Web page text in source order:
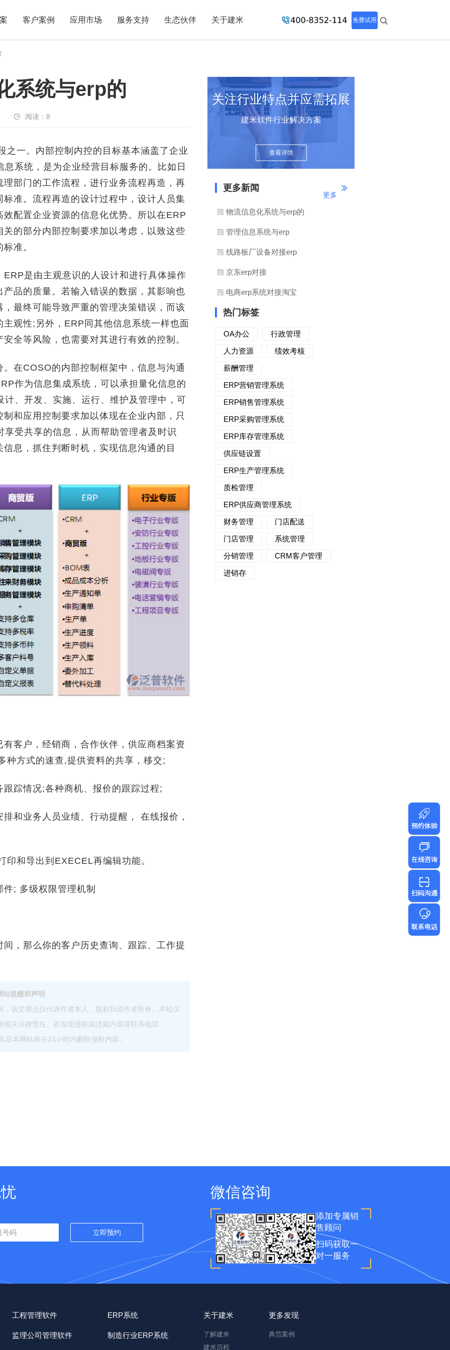
客户案例 应用市场 服务支持 生态伙伴 关于建米 免费试用
系统与erp的
阅读： 8
。内部控制内控的目标基本涵盖了企业
系统，是为企业经营目标服务的。比如日
部门的工作流程，进行业务流程再造，再
准。流程再造的设计过程中，设计人员集
配置企业资源的信息化优势。所以在ERP
的部分内部控制要求加以考虑，以致这些
准。
是由主观意识的人设计和进行具体操作
品的质量。若输入错误的数据，其影响也
最终可能导致严重的管理决策错误，而该
观性;另外，ERP同其他信息系统一样也面
全等风险，也需要对其进行有效的控制。
COSO的内部控制框架中，信息与沟通
作为信息集成系统，可以承担量化信息的
、开发、实施、运行、维护及管理中，可
和应用控制要求加以体现在企业内部，只
受共享的信息，从而帮助管理者及时识
息，抓住判断时机，实现信息沟通的目
户，经销商，合作伙伴，供应商档案资
种方式的速查,提供资料的共享，移交;
情况;各种商机、报价的跟踪过程;
业务人员业绩、行动提醒， 在线报价，
和导出到EXECEL再编辑功能。
; 多级权限管理机制
那么你的客户历史查询、跟踪、工作提
站提醒和声明
该文观点仅代表作者本人，版权归原作者所有。本站仅
关法律责任。若发现侵权或违规内容请联系电话
本网站将在24小时内删除侵权内容。
关注行业特点并应需拓展
建米软件行业解决方案
查看详情
更多新闻
更多
物流信息化系统与erp的
管理信息系统与erp
线路板厂设备对接erp
京东erp对接
电商erp系统对接淘宝
热门标签
OA办公
行政管理
人力资源
绩效考核
薪酬管理
ERP营销管理系统
ERP销售管理系统
ERP采购管理系统
ERP库存管理系统
供应链设置
ERP生产管理系统
质检管理
ERP供应商管理系统
财务管理
门店配送
门店管理
系统管理
分销管理
CRM客户管理
进销存
微信咨询
添加专属销
售顾问
扫码获取一
对一服务
工程管理软件
监理公司管理软件
ERP系统
制造行业ERP系统
关于建米
了解建米
建米历程
更多发现
典范案例